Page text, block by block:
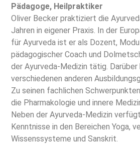
Pädagoge, Heilpraktiker
Oliver Becker praktiziert die
Jahren in eigener Praxis. In der
für Ayurveda ist er als Dozent,
pädagogischer Coach und
der Ayurveda-Medizin tätig. Darüber
verschiedenen anderen
Zu seinen fachlichen
die Pharmakologie und innere
Neben der Ayurveda-Medizin
Kenntnisse in den Bereichen Yoga,
Wissenssysteme und Sanskrit.